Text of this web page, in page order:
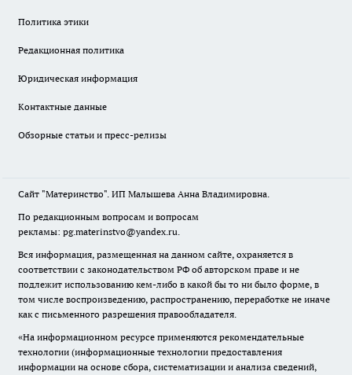
Политика этики
Редакционная политика
Юридическая информация
Контактные данные
Обзорные статьи и пресс-релизы
Сайт "Материнство". ИП Малышева Анна Владимировна.
По редакционным вопросам и вопросам
рекламы: pg.materinstvo@yandex.ru.
Вся информация, размещенная на данном сайте, охраняется в
соответствии с законодательством РФ об авторском праве и не
подлежит использованию кем-либо в какой бы то ни было форме, в
том числе воспроизведению, распространению, переработке не иначе
как с письменного разрешения правообладателя.
«На информационном ресурсе применяются рекомендательные
технологии (информационные технологии предоставления
информации на основе сбора, систематизации и анализа сведений,